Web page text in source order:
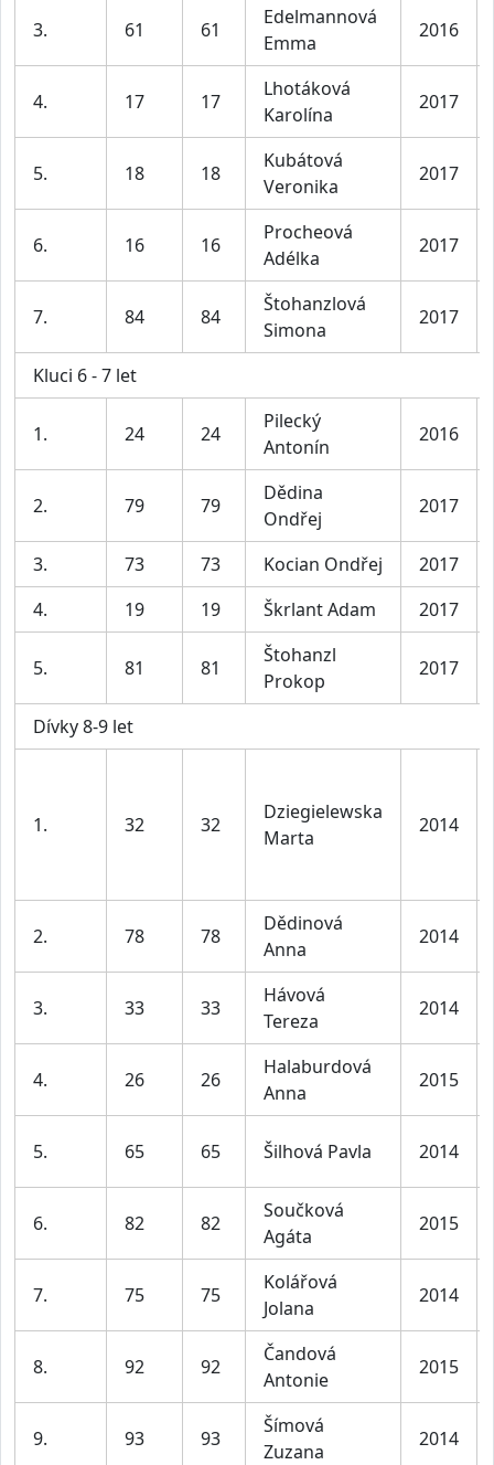
3. 61 61
Edelmannová
Emma
2016
4. 17 17
Lhotáková
Karolína
2017
5. 18 18
Kubátová
Veronika
2017
6. 16 16
Procheová
Adélka
2017
7. 84 84
Štohanzlová
Simona
2017
Kluci 6 - 7 let
1. 24 24
Pilecký
Antonín
2016
2. 79 79
Dědina
Ondřej
2017
3. 73 73 Kocian Ondřej
2017
4.
19 19 Škrlant Adam 2017
5. 81 81
Štohanzl
Prokop
2017
Dívky 8-9 let
1. 32 32
Dziegielewska
Marta
2014
2. 78 78
Dědinová
Anna
2014
3. 33 33
Hávová
Tereza
2014
4. 26 26
Halaburdová
Anna
2015
5. 65 65 Šilhová Pavla 2014
6. 82 82
Součková
Agáta
2015
7. 75 75
Kolářová
Jolana
2014
8. 92 92
Čandová
Antonie
2015
9. 93 93
Šímová
Zuzana
2014